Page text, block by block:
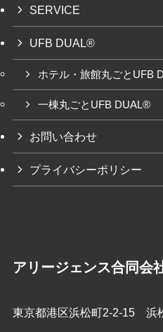
SERVICE
UFB DUAL®
ホテル・旅館丸ごとUFB
一棟丸ごとUFB DUAL®
お問い合わせ
プライバシーポリシー
アリージェンス合同会
東京都港区浜松町2-2-15 浜